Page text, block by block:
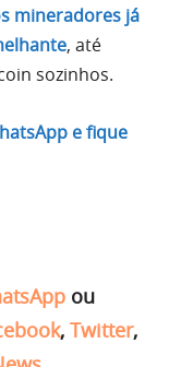
mineradores já
, até
sozinhos.
e fique
ou
, Twitter,